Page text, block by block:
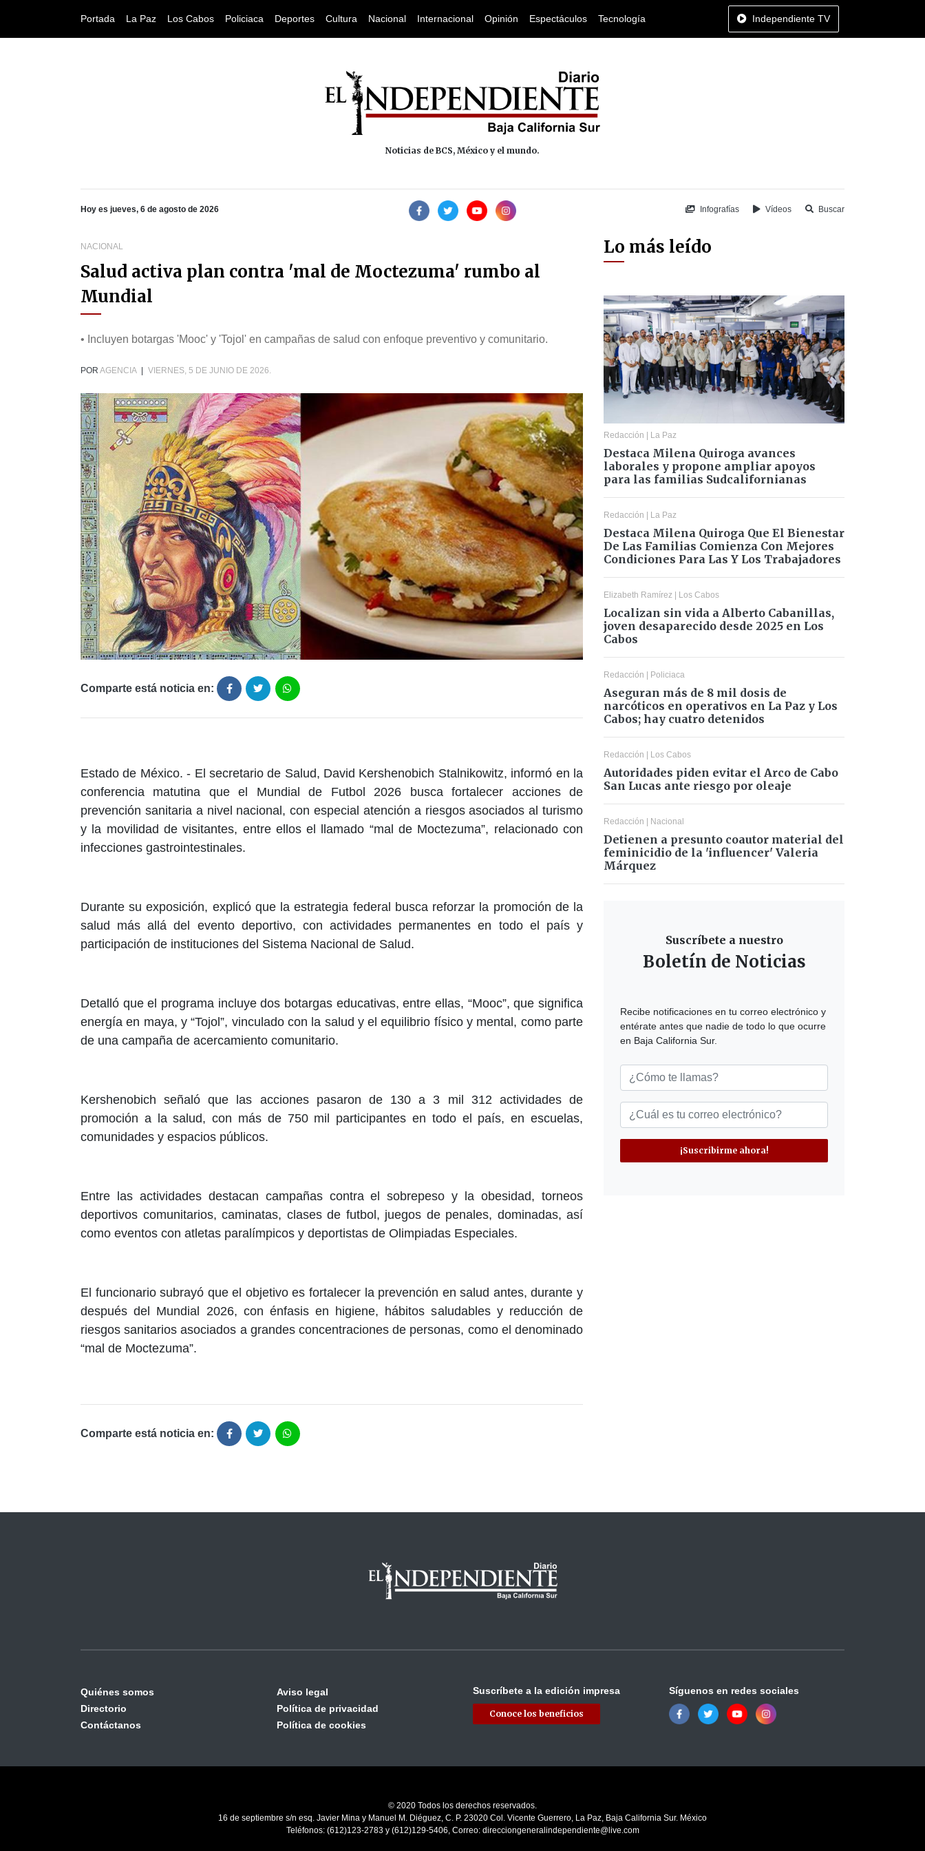
Portada La Paz Los Cabos Policiaca Deportes Cultura Nacional Internacional Opinión Espectáculos Tecnología Independiente TV
Noticias de BCS, México y el mundo.
Hoy es jueves, 6 de agosto de 2026 Infografías Vídeos Buscar
NACIONAL
Salud activa plan contra 'mal de Moctezuma' rumbo al
Mundial
• Incluyen botargas 'Mooc' y 'Tojol' en campañas de salud con enfoque preventivo y comunitario.
POR AGENCIA VIERNES, 5 DE JUNIO DE 2026.
Comparte está noticia en:
Estado de México. - El secretario de Salud, David Kershenobich Stalnikowitz, informó en la
conferencia matutina que el Mundial de Futbol 2026 busca fortalecer acciones de
prevención sanitaria a nivel nacional, con especial atención a riesgos asociados al turismo
y la movilidad de visitantes, entre ellos el llamado “mal de Moctezuma”, relacionado con
infecciones gastrointestinales.
Durante su exposición, explicó que la estrategia federal busca reforzar la promoción de la
salud más allá del evento deportivo, con actividades permanentes en todo el país y
participación de instituciones del Sistema Nacional de Salud.
Detalló que el programa incluye dos botargas educativas, entre ellas, “Mooc”, que significa
energía en maya, y “Tojol”, vinculado con la salud y el equilibrio físico y mental, como parte
de una campaña de acercamiento comunitario.
Kershenobich señaló que las acciones pasaron de 130 a 3 mil 312 actividades de
promoción a la salud, con más de 750 mil participantes en todo el país, en escuelas,
comunidades y espacios públicos.
Entre las actividades destacan campañas contra el sobrepeso y la obesidad, torneos
deportivos comunitarios, caminatas, clases de futbol, juegos de penales, dominadas, así
como eventos con atletas paralímpicos y deportistas de Olimpiadas Especiales.
El funcionario subrayó que el objetivo es fortalecer la prevención en salud antes, durante y
después del Mundial 2026, con énfasis en higiene, hábitos saludables y reducción de
riesgos sanitarios asociados a grandes concentraciones de personas, como el denominado
“mal de Moctezuma”.
Comparte está noticia en:
Lo más leído
Redacción | La Paz
Destaca Milena Quiroga avances
laborales y propone ampliar apoyos
para las familias Sudcalifornianas
Redacción | La Paz
Destaca Milena Quiroga Que El Bienestar
De Las Familias Comienza Con Mejores
Condiciones Para Las Y Los Trabajadores
Elizabeth Ramírez | Los Cabos
Localizan sin vida a Alberto Cabanillas,
joven desaparecido desde 2025 en Los
Cabos
Redacción | Policiaca
Aseguran más de 8 mil dosis de
narcóticos en operativos en La Paz y Los
Cabos; hay cuatro detenidos
Redacción | Los Cabos
Autoridades piden evitar el Arco de Cabo
San Lucas ante riesgo por oleaje
Redacción | Nacional
Detienen a presunto coautor material del
feminicidio de la 'influencer' Valeria
Márquez
Suscríbete a nuestro
Boletín de Noticias
Recibe notificaciones en tu correo electrónico y
entérate antes que nadie de todo lo que ocurre
en Baja California Sur.
¡Suscribirme ahora!
Quiénes somos
Directorio
Contáctanos
Aviso legal
Política de privacidad
Política de cookies
Suscríbete a la edición impresa
Conoce los beneficios
Síguenos en redes sociales
© 2020 Todos los derechos reservados.
16 de septiembre s/n esq. Javier Mina y Manuel M. Diéguez, C. P. 23020 Col. Vicente Guerrero, La Paz, Baja California Sur. México
Teléfonos: (612)123-2783 y (612)129-5406, Correo: direcciongeneralindependiente@live.com